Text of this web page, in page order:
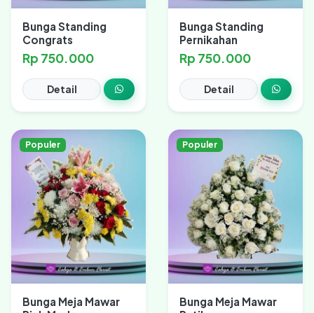
Bunga Standing
Congrats
Rp 750.000
Detail
Bunga Standing
Pernikahan
Rp 750.000
Detail
Populer
Bunga Meja Mawar
Populer
Bunga Meja Mawar